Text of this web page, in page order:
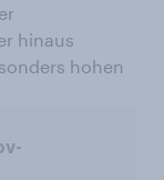
hinaus
hohen